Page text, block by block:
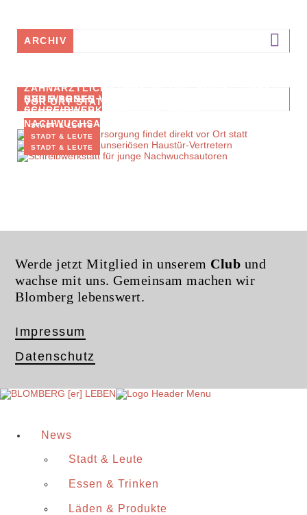
ARCHIV
NEUE POSTS
ZAHNÄRZTLICHE VERSORGUNG FINDET DIREKT
VOR ORT STATT
STADT & LEUTE
BVB WARNEN VOR UNSERIÖSEN HAUSTÜR-
VERTRETERN
STADT & LEUTE
SCHREIBWERKSTATT FÜR JUNGE
NACHWUCHSAUTOREN
STADT & LEUTE
Werde jetzt Mitglied in unserem Club und
wachse mit uns. Gemeinsam machen wir
Blomberg lebenswert.
Impressum
Datenschutz
News
Stadt & Leute
Essen & Trinken
Läden & Produkte